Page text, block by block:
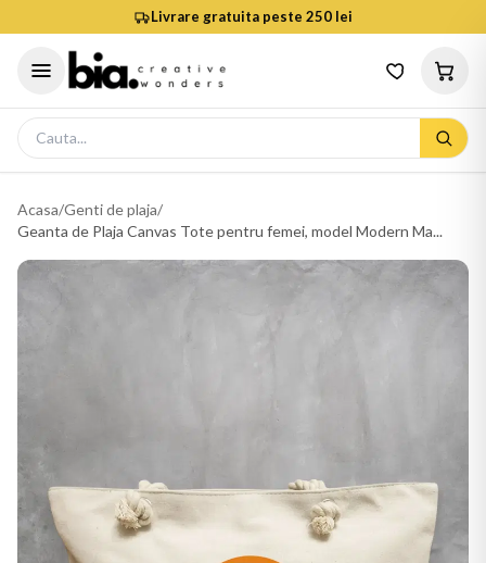
Livrare gratuita peste 250 lei
Acasa/Genti de plaja/
Geanta de Plaja Canvas Tote pentru femei, model Modern Ma...